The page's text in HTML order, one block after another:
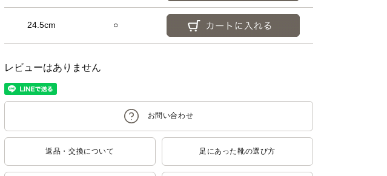
24.5cm ○
レビューはありません
返品・交換について 足にあった靴の選び方